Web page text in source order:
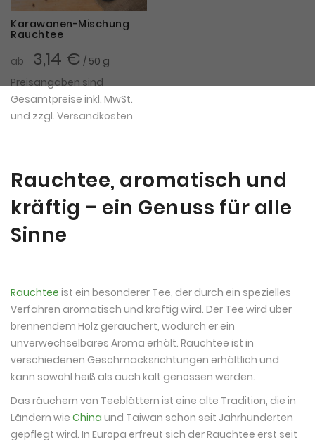
Karawanen-Mischung
Rauchtee
ab
3,14 € / 50 g
Preisangaben sind
Gesamtpreise inkl. MwSt.
und zzgl. Versandkosten
Rauchtee, aromatisch und
kräftig – ein Genuss für alle
Sinne
Rauchtee ist ein besonderer Tee, der durch ein spezielles
Verfahren aromatisch und kräftig wird. Der Tee wird über
brennendem Holz geräuchert, wodurch er ein
unverwechselbares Aroma erhält. Rauchtee ist in
verschiedenen Geschmacksrichtungen erhältlich und
kann sowohl heiß als auch kalt genossen werden.
Das räuchern von Teeblättern ist eine alte Tradition, die in
Ländern wie China und Taiwan schon seit Jahrhunderten
gepflegt wird. In Europa erfreut sich der Rauchtee erst seit